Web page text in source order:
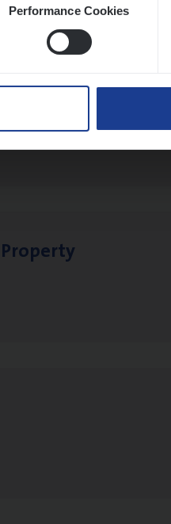
Performance Cookies
Inkomen